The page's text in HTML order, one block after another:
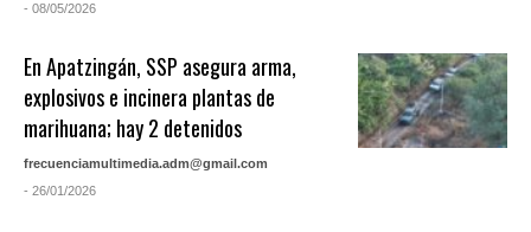
- 08/05/2026
En Apatzingán, SSP asegura arma,
explosivos e incinera plantas de
marihuana; hay 2 detenidos
frecuenciamultimedia.adm@gmail.com
- 26/01/2026